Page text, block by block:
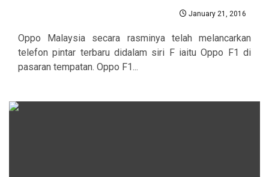
January 21, 2016
Oppo Malaysia secara rasminya telah melancarkan
telefon pintar terbaru didalam siri F iaitu Oppo F1 di
pasaran tempatan. Oppo F1...